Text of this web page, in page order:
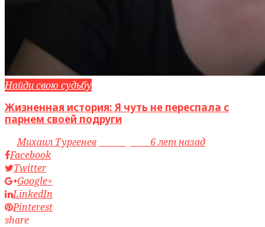
Найди свою судьбу
Жизненная история: Я чуть не переспала с
парнем своей подруги
byМихаил Тургенев
6 лет назад
Facebook
Twitter
Google+
LinkedIn
Pinterest
share